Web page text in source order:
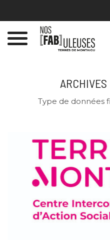
Toggle
ARCHIVES
Type de données